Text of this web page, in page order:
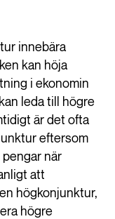
innebära
kan höja
i ekonomin
leda till högre
är det ofta
eftersom
pengar när
att
högkonjunktur,
högre